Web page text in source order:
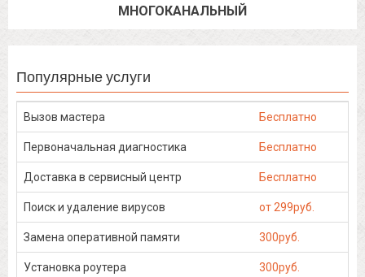
МНОГОКАНАЛЬНЫЙ
Популярные услуги
Вызов мастера Бесплатно
Первоначальная диагностика Бесплатно
Доставка в сервисный центр Бесплатно
Поиск и удаление вирусов от 299руб.
Замена оперативной памяти 300руб.
Установка роутера 300руб.